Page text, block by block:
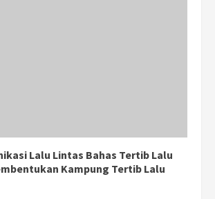
Lalu Lintas Bahas Tertib Lalu
Kampung Tertib Lalu